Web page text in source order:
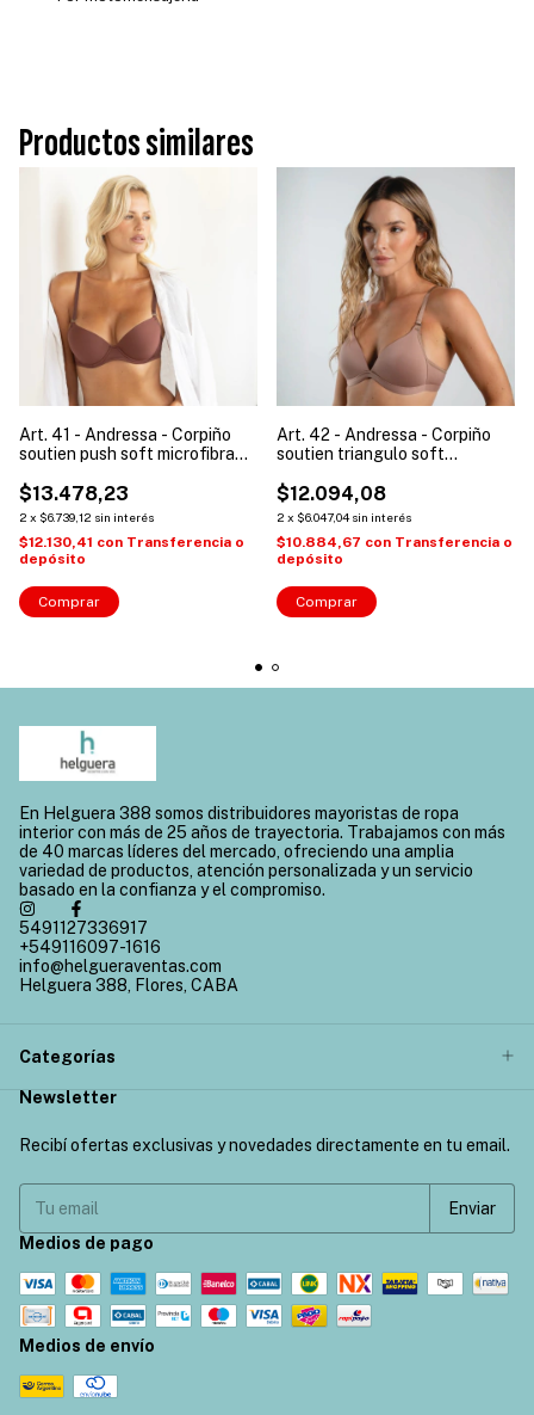
Productos similares
Art. 41 - Andressa - Corpiño
soutien push soft microfibra
$13.478,23
2 x $6.739,12 sin interés
$12.130,41 con Transferencia o
depósito
Comprar
Art. 42 - Andressa - Corpiño
soutien triangulo soft
$12.094,08
2 x $6.047,04 sin interés
$10.884,67 con Transferencia o
depósito
Comprar
En Helguera 388 somos distribuidores mayoristas de ropa
interior con más de 25 años de trayectoria. Trabajamos con más
de 40 marcas líderes del mercado, ofreciendo una amplia
variedad de productos, atención personalizada y un servicio
basado en la confianza y el compromiso.
5491127336917
+549116097-1616
info@helgueraventas.com
Helguera 388, Flores, CABA
Categorías
Newsletter
Recibí ofertas exclusivas y novedades directamente en tu email.
Medios de pago
Medios de envío